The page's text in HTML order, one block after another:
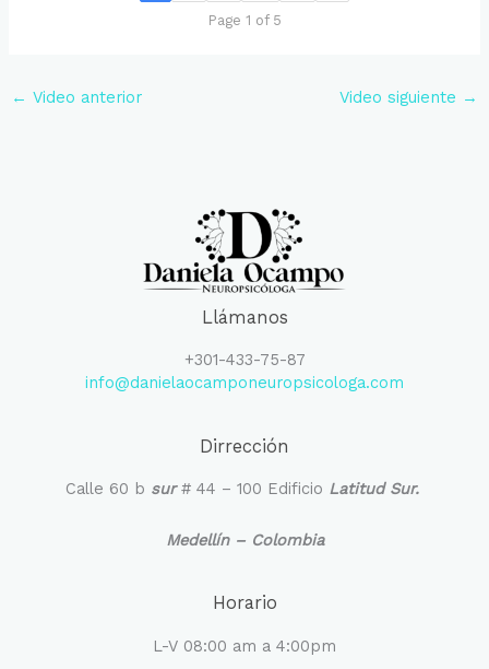
Page 1 of 5
← Video anterior Video siguiente →
Llámanos
+301-433-75-87
info@danielaocamponeuropsicologa.com
Dirrección
Calle 60 b sur# 44 – 100 Edificio Latitud Sur.
Medellín – Colombia
Horario
L-V 08:00 am a 4:00pm